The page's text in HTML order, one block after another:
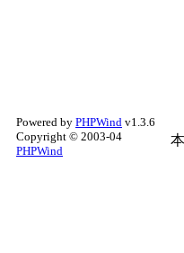
Powered by PHPWind v1.3.6
Copyright © 2003-04
PHPWind